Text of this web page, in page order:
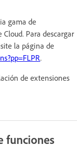
gama de
Para descargar
la página de
.
de extensiones
funciones